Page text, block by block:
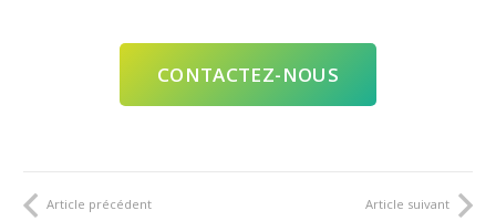
CONTACTEZ-NOUS
Article précédent Article suivant